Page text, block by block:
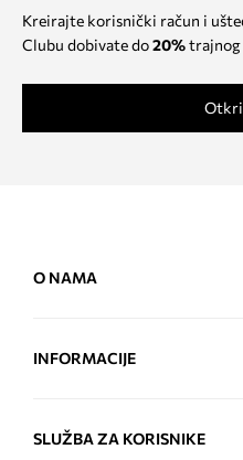
Kreirajte korisnički račun i
Clubu dobivate do20%trajnog
O NAMA
INFORMACIJE
SLUŽBA ZA KORISNIKE